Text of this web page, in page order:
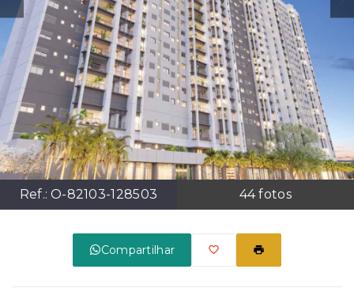
Ref.: O-82103-128503 44fotos
Compartilhar